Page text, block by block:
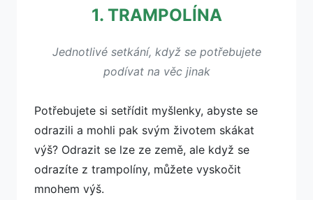
1. TRAMPOLÍNA
Jednotlivé setkání, když se potřebujete
podívat na věc jinak
Potřebujete si setřídit myšlenky, abyste se
odrazili a mohli pak svým životem skákat
výš? Odrazit se lze ze země, ale když se
odrazíte z trampolíny, můžete vyskočit
mnohem výš.